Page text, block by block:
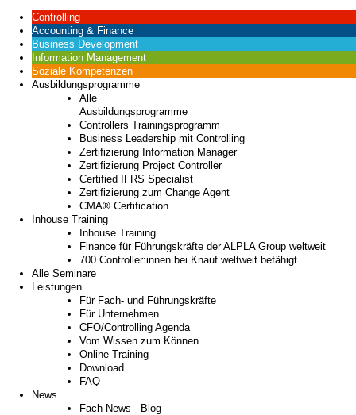
Controlling
Accounting & Finance
Business Development
Information Management
Soziale Kompetenzen
Ausbildungsprogramme
Alle
Ausbildungsprogramme
Controllers Trainingsprogramm
Business Leadership mit Controlling
Zertifizierung Information Manager
Zertifizierung Project Controller
Certified IFRS Specialist
Zertifizierung zum Change Agent
CMA® Certification
Inhouse Training
Inhouse Training
Finance für Führungskräfte der ALPLA Group weltweit
700 Controller:innen bei Knauf weltweit befähigt
Alle Seminare
Leistungen
Für Fach- und Führungskräfte
Für Unternehmen
CFO/Controlling Agenda
Vom Wissen zum Können
Online Training
Download
FAQ
News
Fach-News - Blog